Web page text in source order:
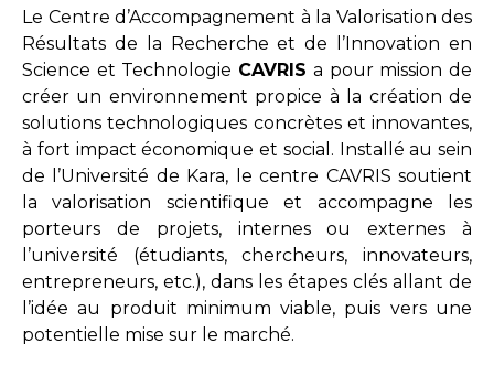
Le Centre d’Accompagnement à la Valorisation des
Résultats de la Recherche et de l’Innovation en
Science et Technologie CAVRIS a pour mission de
créer un environnement propice à la création de
solutions technologiques concrètes et innovantes,
à fort impact économique et social. Installé au sein
de l’Université de Kara, le centre CAVRIS soutient
la valorisation scientifique et accompagne les
porteurs de projets, internes ou externes à
l’université (étudiants, chercheurs, innovateurs,
entrepreneurs, etc.), dans les étapes clés allant de
l’idée au produit minimum viable, puis vers une
potentielle mise sur le marché.